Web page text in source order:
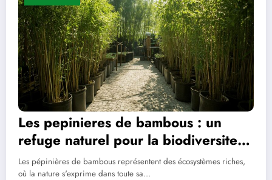
Les pepinieres de bambous : un
refuge naturel pour la biodiversite
de votre jardin
Les pépinières de bambous représentent des écosystèmes riches,
où la nature s'exprime dans toute sa…